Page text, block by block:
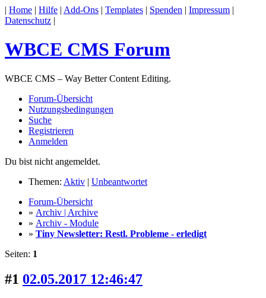
| Home | Hilfe | Add-Ons | Templates | Spenden | Impressum |
Datenschutz |
WBCE CMS Forum
WBCE CMS – Way Better Content Editing.
Forum-Übersicht
Nutzungsbedingungen
Suche
Registrieren
Anmelden
Du bist nicht angemeldet.
Themen: Aktiv | Unbeantwortet
Forum-Übersicht
» Archiv | Archive
» Archiv - Module
» Tiny Newsletter: Restl. Probleme - erledigt
Seiten: 1
#1 02.05.2017 12:46:47